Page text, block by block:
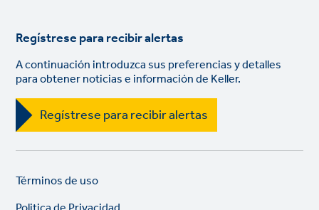
Regístrese para recibir alertas
A continuación introduzca sus preferencias y detalles
para obtener noticias e información de Keller.
Regístrese para recibir alertas
Legal
links
Términos de uso